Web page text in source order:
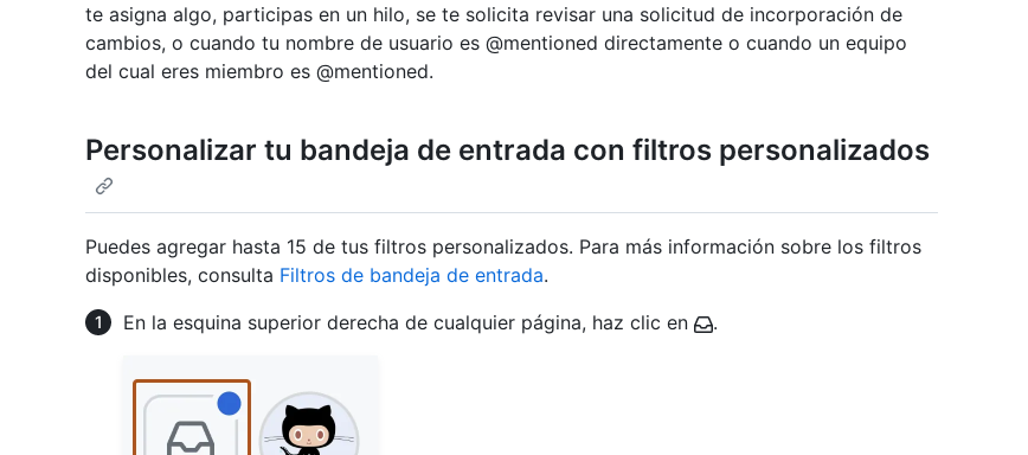
te asigna algo, participas en un hilo, se te solicita revisar una solicitud de incorporación de
cambios, o cuando tu nombre de usuario es @mentioned directamente o cuando un equipo
del cual eres miembro es @mentioned.
Personalizar tu bandeja de entrada con filtros personalizados
Puedes agregar hasta 15 de tus filtros personalizados. Para más información sobre los filtros
disponibles, consulta Filtros de bandeja de entrada.
En la esquina superior derecha de cualquier página, haz clic en
.